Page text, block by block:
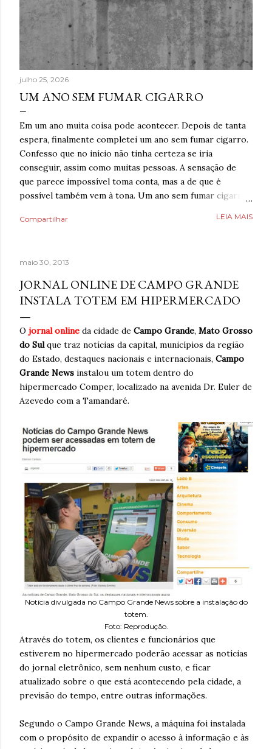
julho 25, 2026
UM ANO SEM FUMAR CIGARRO
Em um ano muita coisa pode acontecer. Depois de tanta
espera, finalmente completei um ano sem fumar cigarro.
Confesso que no início não tinha certeza se iria
conseguir, assim como muitas pessoas. A sensação de
que parece impossível toma conta, mas a de que é
possível também vem à tona. Um ano sem fumar cigarro.
estava mais interessado no quanto havia ganhado de
ansiedade. Estaria mentindo se dissesse que estava
completamente livre do risco de recaída, ninguém estava,
mas estava feliz pelo dia finalmente ter chegado. Então,
respirava com mais tranquilidade e mesmo nos dias de
ansiedade, aprendera que o cigarro não era a resposta.
Pelo contrário, que criava mais problemas. Um ano
acreditando em si mesmo e confiando no processo. Um
ano sem fumar cigarro. Um ano. *Ben Oliveira é escritor,
formado em jornalismo . Autor do...
Compartilhar LEIA MAIS
maio 30, 2013
JORNAL ONLINE DE CAMPO GRANDE
INSTALA TOTEM EM HIPERMERCADO
O jornal online da cidade de Campo Grande, Mato Grosso
do Sulque traz notícias da capital, municípios da região
do Estado, destaques nacionais e internacionais, Campo
Grande News instalou um totem dentro do
hipermercado Comper, localizado na avenida Dr. Euler de
Azevedo com a Tamandaré.
Notícia divulgada no Campo Grande News sobre a instalação do
totem.
Foto: Reprodução.
Através do totem, os clientes e funcionários que
estiverem no hipermercado poderão acessar as notícias
do jornal eletrônico, sem nenhum custo, e ficar
atualizado sobre o que está acontecendo pela cidade, a
previsão do tempo, entre outras informações.
Segundo o Campo Grande News, a máquina foi instalada
com o propósito de expandir o acesso à informação e às